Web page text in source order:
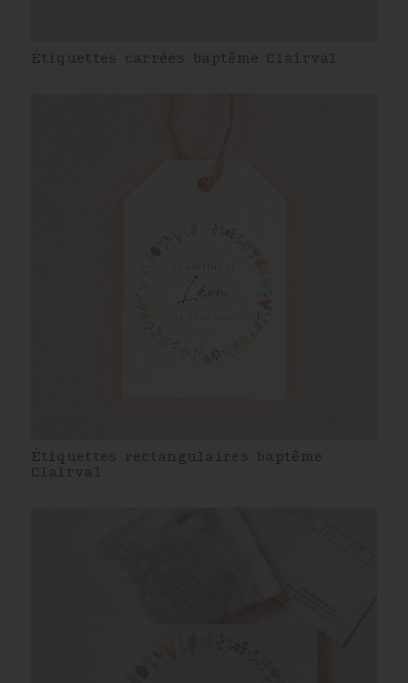
Étiquettes carrées baptême Clairval
Étiquettes rectangulaires baptême
Clairval